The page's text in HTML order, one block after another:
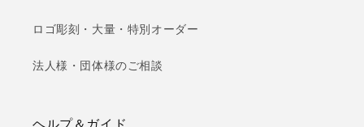
ロゴ彫刻・大量・特別オーダー
法人様・団体様のご相談